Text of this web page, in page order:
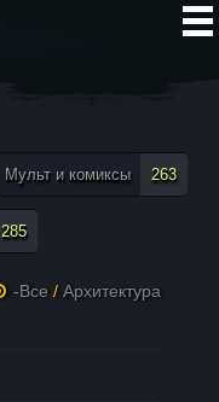
Мульт и комиксы 263
285
-Все / Архитектура